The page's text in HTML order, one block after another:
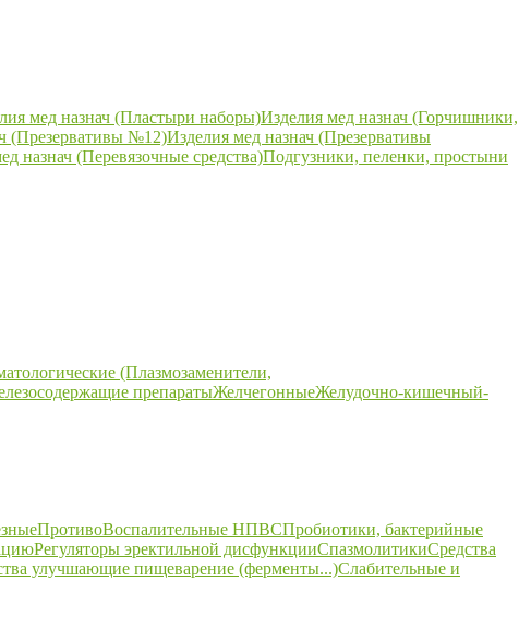
мед назнач (Пластыри наборы)Изделия мед назнач (Горчишники,
(Презервативы №12)Изделия мед назнач (Презервативы
назнач (Перевязочные средства)Подгузники, пеленки, простыни
(Плазмозаменители,
препаратыЖелчегонныеЖелудочно-кишечный-
ПротивоВоспалительные НПВСПробиотики, бактерийные
Регуляторы эректильной дисфункцииСпазмолитикиСредства
улучшающие пищеварение (ферменты...)Слабительные и